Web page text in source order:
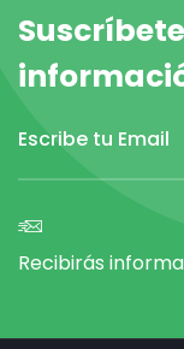
Recibirás